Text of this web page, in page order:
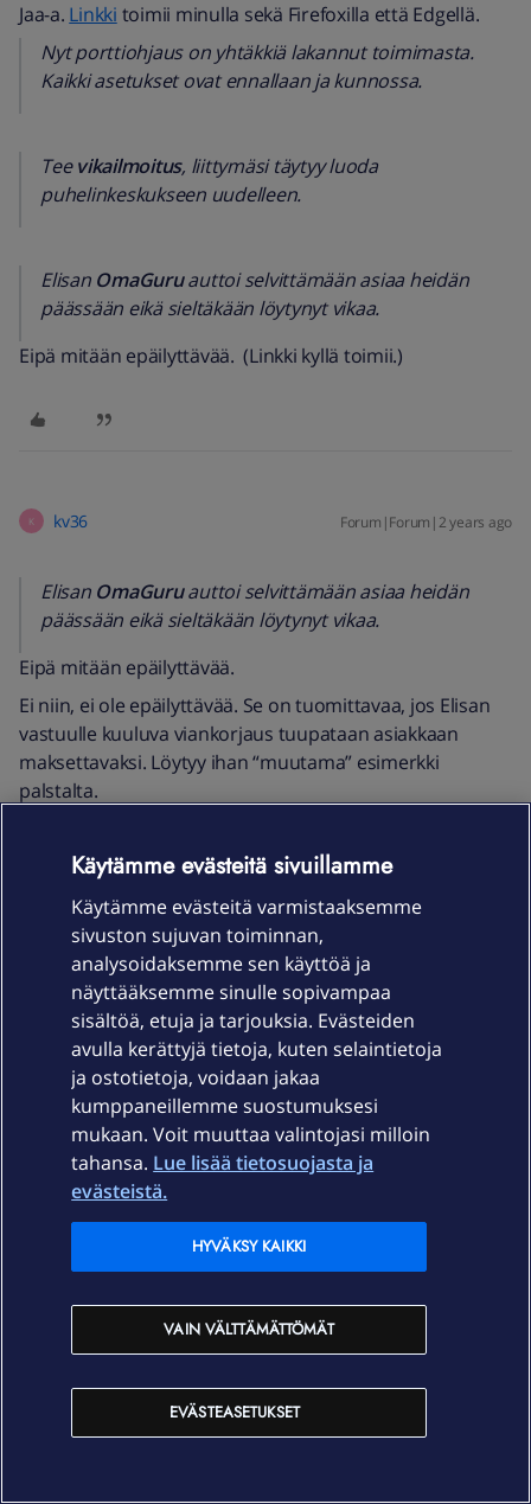
Jaa-a. Linkki toimii minulla sekä Firefoxilla että Edgellä.
Nyt porttiohjaus on yhtäkkiä lakannut toimimasta.
Kaikki asetukset ovat ennallaan ja kunnossa.
Teevikailmoitus, liittymäsi täytyy luoda
puhelinkeskukseen uudelleen.
Elisan OmaGuruauttoi selvittämään asiaa heidän
päässään eikä sieltäkään löytynyt vikaa.
Eipä mitään epäilyttävää. (Linkki kyllä toimii.)
K kv36 Forum|Forum|2 years ago
Elisan OmaGuruauttoi selvittämään asiaa heidän
päässään eikä sieltäkään löytynyt vikaa.
Eipä mitään epäilyttävää.
Ei niin, ei ole epäilyttävää. Se on tuomittavaa, jos Elisan
vastuulle kuuluva viankorjaus tuupataan asiakkaan
maksettavaksi. Löytyy ihan “muutama” esimerkki
palstalta.
todennäköisesti ole paras taho auttamaan puhelimen
käyttöön liittyvissä ongelmissa. Tietysti asia voi muuttua,
jos haluaa maksaa gurun kotikäynnille antamaan
opastusta kädestä pitäen, mutta sekään tuskin on
kustannustehokkain vaihtoehto.
Mutta palataksemme asiaan, onko ketjun harvoista
asiaanliittyvistä vastauksista ollut mitään apua
aloittajalle,@AnjaKr?
AnjaKr KESKUSTELUN ALOITTAJA Forum|Forum|2 years ago
Kiitos kaikille. Uusia laitteita en aio ostaa, enkä siirtyä
tunnuslukulistoihin. Luultavasti keskustelusta sain
tieto Nordeasta tässä yhteydessä, mutta aion myös
Käytämme evästeitä sivuillamme
Käytämme evästeitä varmistaaksemme
sivuston sujuvan toiminnan,
analysoidaksemme sen käyttöä ja
näyttääksemme sinulle sopivampaa
sisältöä, etuja ja tarjouksia. Evästeiden
avulla kerättyjä tietoja, kuten selaintietoja
ja ostotietoja, voidaan jakaa
kumppaneillemme suostumuksesi
mukaan. Voit muuttaa valintojasi milloin
tahansa. Lue lisää tietosuojasta ja
evästeistä.
EVÄSTEASETUKSET
VAIN VÄLTTÄMÄTTÖMÄT
HYVÄKSY KAIKKI